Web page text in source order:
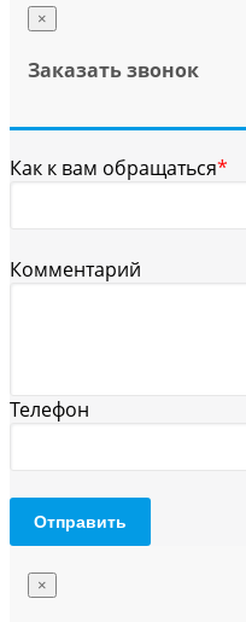
×
Заказать звонок
Как к вам обращаться*
Комментарий
Телефон
Отправить
×